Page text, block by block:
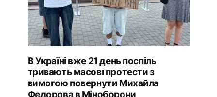
В Україні вже 21 день поспіль
тривають масові протести з
вимогою повернути Михайла
Федорова в Міноборони